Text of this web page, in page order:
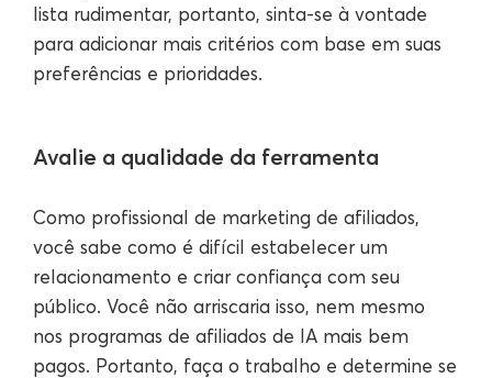
lista rudimentar, portanto, sinta-se à vontade
para adicionar mais critérios com base em suas
preferências e prioridades.
Avalie a qualidade da ferramenta
Como profissional de marketing de afiliados,
você sabe como é difícil estabelecer um
relacionamento e criar confiança com seu
público. Você não arriscaria isso, nem mesmo
nos programas de afiliados de IA mais bem
pagos. Portanto, faça o trabalho e determine se